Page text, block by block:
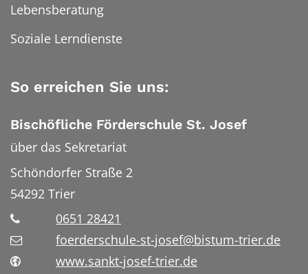
Lebensberatung
Soziale Lerndienste
So erreichen Sie uns:
Bischöfliche Förderschule St. Josef
über das Sekretariat
Schöndorfer Straße 2
54292 Trier
0651 28421
foerderschule-st-josef@bistum-trier.de
www.sankt-josef-trier.de